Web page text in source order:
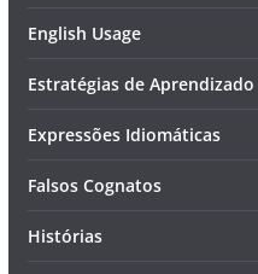
English Usage
Estratégias de Aprendizado
Expressões Idiomáticas
Falsos Cognatos
Histórias